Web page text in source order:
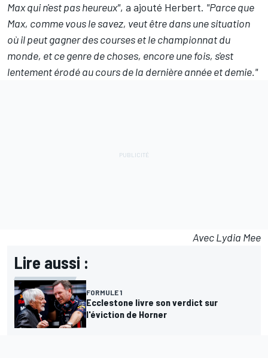
Max qui n'est pas heureux", a ajouté Herbert. "Parce que
Max, comme vous le savez, veut être dans une situation
où il peut gagner des courses et le championnat du
monde, et ce genre de choses, encore une fois, s'est
lentement érodé au cours de la dernière année et demie."
Avec Lydia Mee
Lire aussi :
FORMULE 1
Ecclestone livre son verdict sur
l'éviction de Horner